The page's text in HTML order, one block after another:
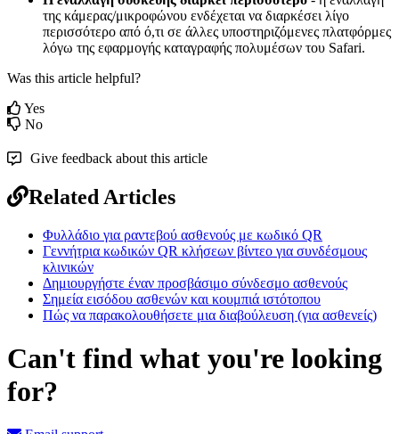
της κάμερας/μικροφώνου ενδέχεται να διαρκέσει λίγο
περισσότερο από ό,τι σε άλλες υποστηριζόμενες πλατφόρμες
λόγω της εφαρμογής καταγραφής πολυμέσων του Safari.
Was this article helpful?
Yes
No
Give feedback about this article
Related Articles
Φυλλάδιο για ραντεβού ασθενούς με κωδικό QR
Γεννήτρια κωδικών QR κλήσεων βίντεο για συνδέσμους
κλινικών
Δημιουργήστε έναν προσβάσιμο σύνδεσμο ασθενούς
Σημεία εισόδου ασθενών και κουμπιά ιστότοπου
Πώς να παρακολουθήσετε μια διαβούλευση (για ασθενείς)
Can't find what you're looking
for?